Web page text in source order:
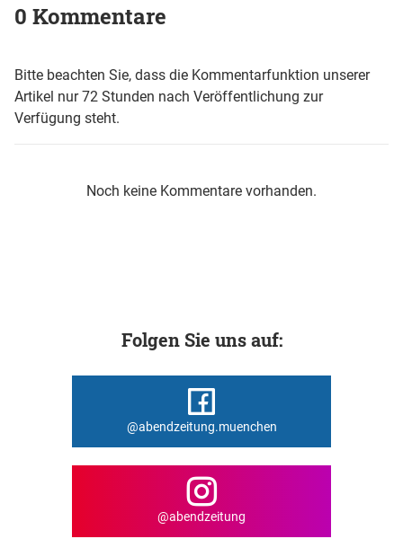
0 Kommentare
Bitte beachten Sie, dass die Kommentarfunktion unserer
Artikel nur 72 Stunden nach Veröffentlichung zur
Verfügung steht.
Noch keine Kommentare vorhanden.
Folgen Sie uns auf:
@abendzeitung.muenchen
@abendzeitung